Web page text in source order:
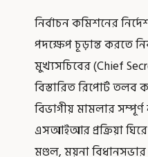
নির্বাচন কমিশনের
পদক্ষেপ চূড়ান্ত করতে
মুখ্যসচিবের (Chief
বিস্তারিত রিপোর্ট
বিভাগীয় মামলার
এসআইআর প্রক্রিয়া
মণ্ডল, ময়না